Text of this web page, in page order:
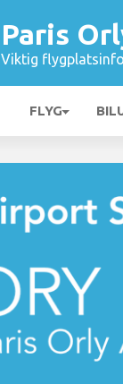
Paris
Viktig
FLYG